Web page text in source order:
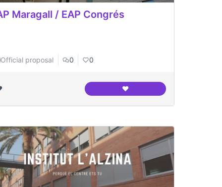
Cultural
Maragall / EAP Congrés
Official proposal 0 0
❤️CAP Maragall / EAP Congrés